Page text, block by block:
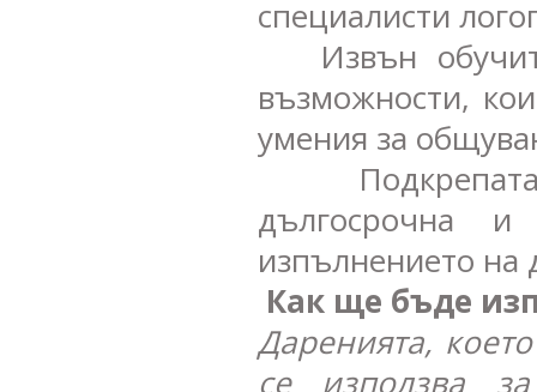
специалисти
Извън
възможности,
умения за
Подкрепата,
дългосрочна
изпълнението на
Как ще бъде
Даренията,
се използва